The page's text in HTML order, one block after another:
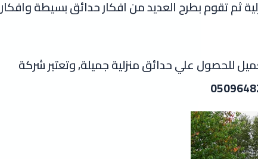
ثم تقوم بطرح العديد من افكار حدائق بسيطة وافكار
للحصول علي حدائق منزلية جميلة, وتعتبر شركة